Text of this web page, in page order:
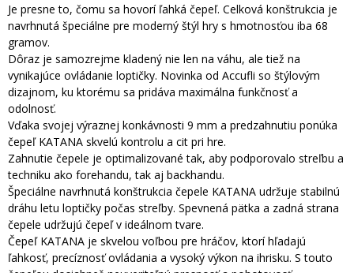
Je presne to, čomu sa hovorí ľahká čepeľ. Celková konštrukcia je
navrhnutá špeciálne pre moderný štýl hry s hmotnosťou iba 68
gramov.
Dôraz je samozrejme kladený nie len na váhu, ale tiež na
vynikajúce ovládanie loptičky. Novinka od Accufli so štýlovým
dizajnom, ku ktorému sa pridáva maximálna funkčnosť a
odolnosť.
Vďaka svojej výraznej konkávnosti 9 mm a predzahnutiu ponúka
čepeľ KATANA skvelú kontrolu a cit pri hre.
Zahnutie čepele je optimalizované tak, aby podporovalo streľbu a
techniku ako forehandu, tak aj backhandu.
Špeciálne navrhnutá konštrukcia čepele KATANA udržuje stabilnú
dráhu letu loptičky počas streľby. Spevnená pätka a zadná strana
čepele udržujú čepeľ v ideálnom tvare.
Čepeľ KATANA je skvelou voľbou pre hráčov, ktorí hľadajú
ľahkosť, precíznosť ovládania a vysoký výkon na ihrisku. S touto